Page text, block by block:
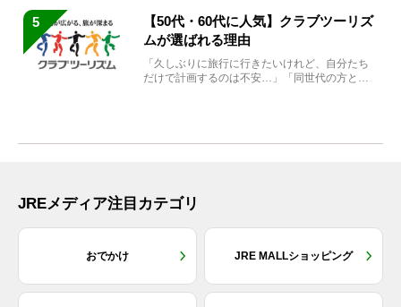
5
【50代・60代に人気】クラブツーリズ
ムが選ばれる理由
「久しぶりに旅行に行きたいけれど、自分たち
だけで計画するのは不安…」「同世代の方と気
JREメディア注目カテゴリ
おでかけ JRE MALLショッピング